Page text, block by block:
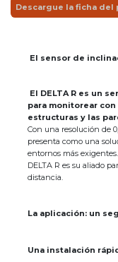
Descargue la ficha del
El sensor de
El DELTA R es un
para monitorear
estructuras y las
Con una resolución de
presenta como una
entornos más
DELTA R es su aliado
distancia.
La aplicación: un
Una instalación